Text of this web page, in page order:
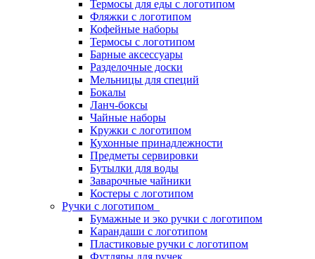
Термосы для еды с логотипом
Фляжки с логотипом
Кофейные наборы
Термосы с логотипом
Барные аксессуары
Разделочные доски
Мельницы для специй
Бокалы
Ланч-боксы
Чайные наборы
Кружки с логотипом
Кухонные принадлежности
Предметы сервировки
Бутылки для воды
Заварочные чайники
Костеры с логотипом
Ручки с логотипом
Бумажные и эко ручки с логотипом
Карандаши с логотипом
Пластиковые ручки с логотипом
Футляры для ручек